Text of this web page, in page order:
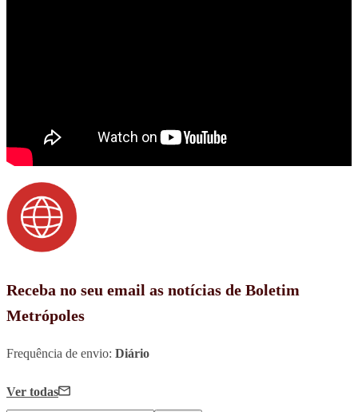
Receba no seu email as notícias de Boletim
Metrópoles
Frequência de envio: Diário
Ver todas